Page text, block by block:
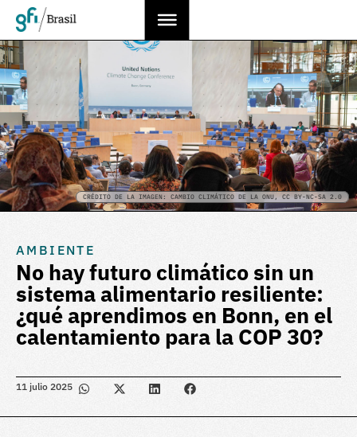
AMBIENTE
No hay futuro climático sin un
sistema alimentario resiliente:
¿qué aprendimos en Bonn, en el
calentamiento para la COP 30?
11 julio 2025
CRÉDITO DE LA IMAGEN: CAMBIO CLIMÁTICO DE LA ONU, CC BY-NC-SA 2.0